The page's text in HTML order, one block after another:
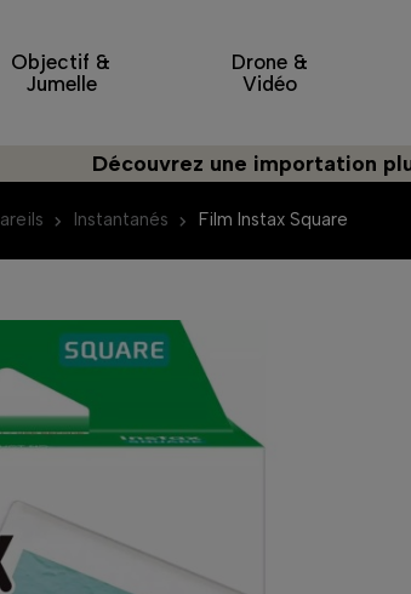
Objectif &
Jumelle
Drone &
Vidéo
Découvrez une importation plus
Instantanés Film Instax Square